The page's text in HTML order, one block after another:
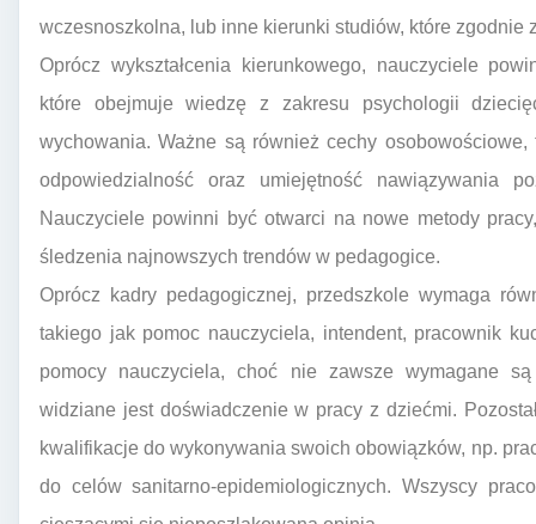
wczesnoszkolna, lub inne kierunki studiów, które
Oprócz wykształcenia kierunkowego, nauczyciele
które obejmuje wiedzę z zakresu psychologii
wychowania. Ważne są również cechy
odpowiedzialność oraz umiejętność nawiązywania
Nauczyciele powinni być otwarci na nowe metody
śledzenia najnowszych trendów w pedagogice.
Oprócz kadry pedagogicznej, przedszkole wymaga
takiego jak pomoc nauczyciela, intendent, pracownik
pomocy nauczyciela, choć nie zawsze wymagane
widziane jest doświadczenie w pracy z dziećmi.
kwalifikacje do wykonywania swoich obowiązków, np.
do celów sanitarno-epidemiologicznych. Wszyscy